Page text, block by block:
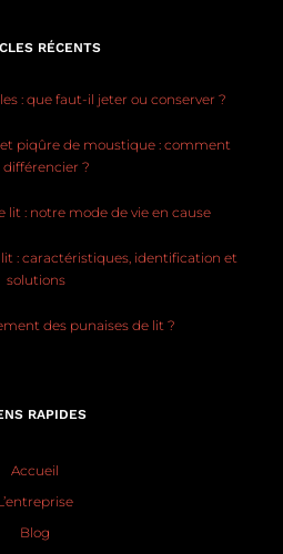
RÉCENTS
: que faut-il jeter ou conserver ?
piqûre de moustique : comment
différencier ?
lit : notre mode de vie en cause
: caractéristiques, identification et
solutions
des punaises de lit ?
RAPIDES
Accueil
Blog